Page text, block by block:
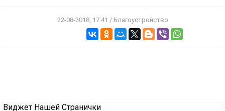
22-08-2018, 17:41 / Благоустройство
Виджет Нашей Странички